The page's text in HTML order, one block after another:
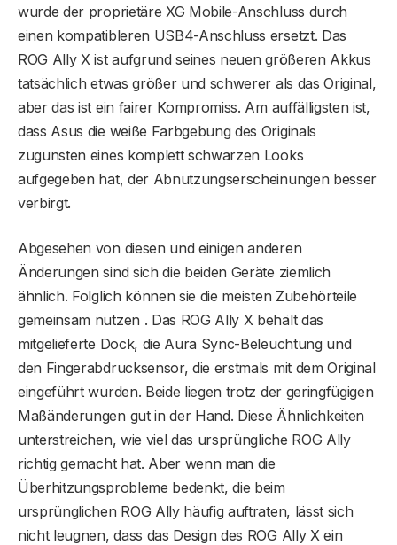
wurde der proprietäre XG Mobile-Anschluss durch
einen kompatibleren USB4-Anschluss ersetzt. Das
ROG Ally X ist aufgrund seines neuen größeren Akkus
tatsächlich etwas größer und schwerer als das Original,
aber das ist ein fairer Kompromiss. Am auffälligsten ist,
dass Asus die weiße Farbgebung des Originals
zugunsten eines komplett schwarzen Looks
aufgegeben hat, der Abnutzungserscheinungen besser
verbirgt.
Abgesehen von diesen und einigen anderen
Änderungen sind sich die beiden Geräte ziemlich
ähnlich. Folglich können sie die meisten Zubehörteile
gemeinsam nutzen . Das ROG Ally X behält das
mitgelieferte Dock, die Aura Sync-Beleuchtung und
den Fingerabdrucksensor, die erstmals mit dem Original
eingeführt wurden. Beide liegen trotz der geringfügigen
Maßänderungen gut in der Hand. Diese Ähnlichkeiten
unterstreichen, wie viel das ursprüngliche ROG Ally
richtig gemacht hat. Aber wenn man die
Überhitzungsprobleme bedenkt, die beim
ursprünglichen ROG Ally häufig auftraten, lässt sich
nicht leugnen, dass das Design des ROG Ally X ein